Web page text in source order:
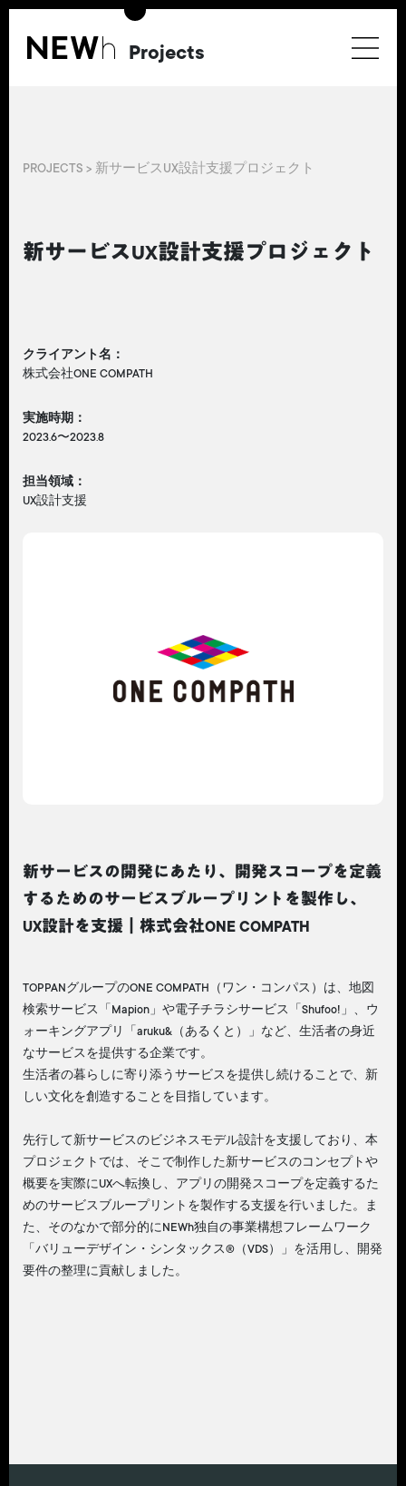
Projects
PROJECTS > 新サービスUX設計支援プロジェクト
新サービスUX設計支援プロジェクト
クライアント名：
株式会社ONE COMPATH
実施時期：
2023.6〜2023.8
担当領域：
UX設計支援
新サービスの開発にあたり、開発スコープを定義
するためのサービスブループリントを製作し、
UX設計を支援｜株式会社ONE COMPATH
TOPPANグループのONE COMPATH（ワン・コンパス）は、地図
検索サービス「Mapion」や電子チラシサービス「Shufoo!」、ウ
ォーキングアプリ「aruku&（あるくと）」など、生活者の身近
なサービスを提供する企業です。
生活者の暮らしに寄り添うサービスを提供し続けることで、新
しい文化を創造することを目指しています。
先行して新サービスのビジネスモデル設計を支援しており、本
プロジェクトでは、そこで制作した新サービスのコンセプトや
概要を実際にUXへ転換し、アプリの開発スコープを定義するた
めのサービスブループリントを製作する支援を行いました。ま
た、そのなかで部分的にNEWh独自の事業構想フレームワーク
「バリューデザイン・シンタックス®（VDS）」を活用し、開発
要件の整理に貢献しました。